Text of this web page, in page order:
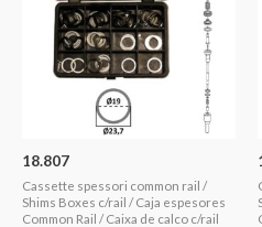
18.807
Cassette spessori common rail /
Shims Boxes c/rail / Caja espesores
Common Rail / Caixa de calco c/rail